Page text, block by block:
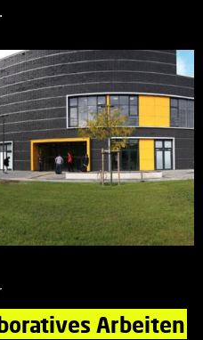
Arbeiten